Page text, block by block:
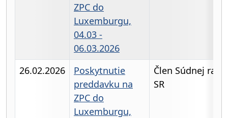
ZPC do
Luxemburgu,
04.03 -
06.03.2026
26.02.2026
Poskytnutie
preddavku na
ZPC do
Luxemburgu,
Člen Súdnej rady
SR